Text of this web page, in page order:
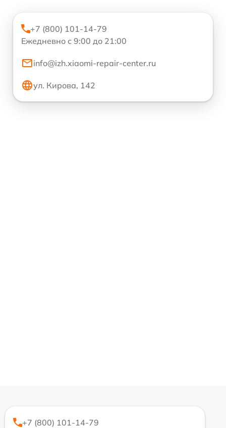
+7 (800) 101-14-79
Ежедневно с 9:00 до 21:00
info@izh.xiaomi-repair-center.ru
ул. Кирова, 142
+7 (800) 101-14-79